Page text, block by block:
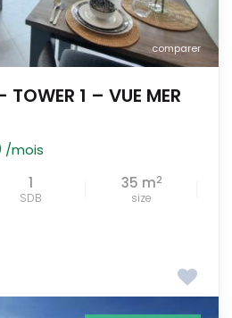
comparer
TOWER 1 – VUE MER
/mois
1
SDB
35 m2
size